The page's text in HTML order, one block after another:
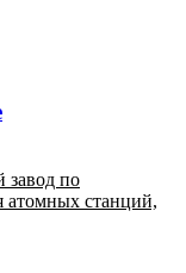
завод по
атомных станций,